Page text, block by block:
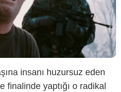
insanı huzursuz eden
finalinde yaptığı o radikal